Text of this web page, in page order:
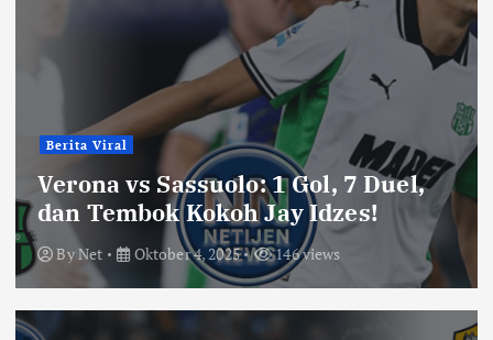
Berita Viral
Verona vs Sassuolo: 1 Gol, 7 Duel,
dan Tembok Kokoh Jay Idzes!
ByNet Oktober 4, 2025 146 views